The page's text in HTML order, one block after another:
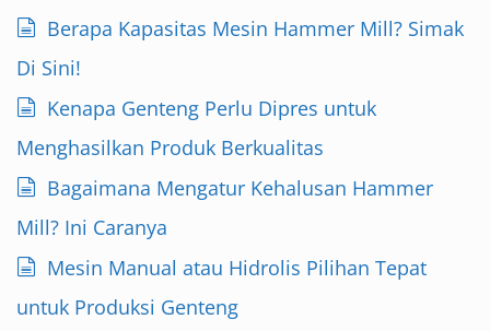
Berapa Kapasitas Mesin Hammer Mill? Simak
Di Sini!
Kenapa Genteng Perlu Dipres untuk
Menghasilkan Produk Berkualitas
Bagaimana Mengatur Kehalusan Hammer
Mill? Ini Caranya
Mesin Manual atau Hidrolis Pilihan Tepat
untuk Produksi Genteng